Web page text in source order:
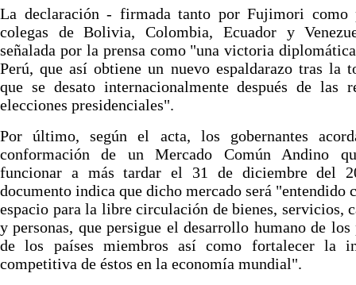
La declaración - firmada tanto por Fujimori como
colegas de Bolivia, Colombia, Ecuador y
señalada por la prensa como "una victoria
Perú, que así obtiene un nuevo espaldarazo tras la
que se desato internacionalmente después de las
elecciones presidenciales".
Por último, según el acta, los gobernantes
conformación de un Mercado Común Andino
funcionar a más tardar el 31 de diciembre del
documento indica que dicho mercado será "entendido
espacio para la libre circulación de bienes, servicios,
y personas, que persigue el desarrollo humano de los
de los países miembros así como fortalecer la
competitiva de éstos en la economía mundial".